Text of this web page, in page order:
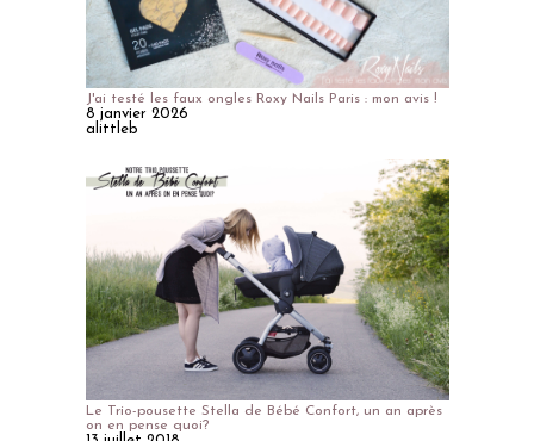
J'ai testé les faux ongles Roxy Nails Paris : mon avis !
8 janvier 2026
alittleb
Le Trio-pousette Stella de Bébé Confort, un an après
on en pense quoi?